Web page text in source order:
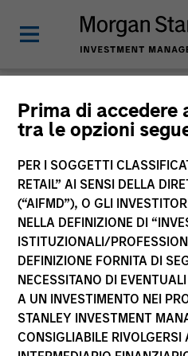
Prima di accedere
tra le opzioni
PER I SOGGETTI
RETAIL” AI SENSI DELLA
(“AIFMD”), O GLI
NELLA DEFINIZIONE DI
ISTITUZIONALI/
DEFINIZIONE FORNITA DI
NECESSITANO DI
A UN INVESTIMENTO NEI
STANLEY INVESTMENT
CONSIGLIABILE
Morgan
Investment
La presente comunicazione
La performance passata non
risultati futuri. I rendimenti